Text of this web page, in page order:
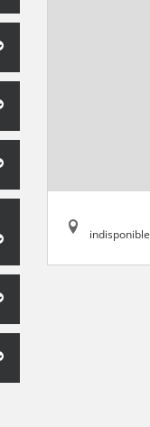
indisponible